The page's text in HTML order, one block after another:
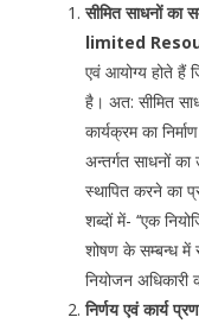
सीमित साधनों
limited
एवं आयोग्य होते हैं
है। अत: सीमित
कार्यक्रम का
अन्तर्गत साधनों
स्थापित करने का
शब्दों में- ‘‘एक
शोषण के सम्बन्ध में
नियोजन अधिकारी
निर्णय एवं कार्य